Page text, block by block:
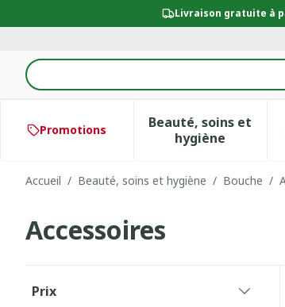
Livraison gratuite à
Rechercher
Promotions
Beauté, soins et
hygièneAfficher le
Accueil / Beauté, soins et hygiène / Bouche /
Accessoires
Prix